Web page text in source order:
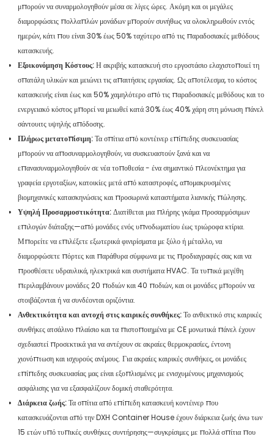
μπορούν να συναρμολογηθούν μέσα σε λίγες ώρες. Ακόμη και οι μεγάλες
διαμορφώσεις πολλαπλών μονάδων μπορούν συνήθως να ολοκληρωθούν εντός
ημερών, κάτι που είναι 30% έως 50% ταχύτερο από τις παραδοσιακές μεθόδους
κατασκευής.
Εξοικονόμηση Κόστους:Η ακριβής κατασκευή στο εργοστάσιο ελαχιστοποιεί τη
σπατάλη υλικών και μειώνει τις απαιτήσεις εργασίας. Ως αποτέλεσμα, το κόστος
κατασκευής είναι έως και 50% χαμηλότερο από τις παραδοσιακές μεθόδους και το
ενεργειακό κόστος μπορεί να μειωθεί κατά 30% έως 40% χάρη στη μόνωση πάνελ
σάντουιτς υψηλής απόδοσης.
Πλήρως μετατοπίσιμη:Τα σπίτια από κοντέινερ επίπεδης συσκευασίας
μπορούν να αποσυναρμολογηθούν, να συσκευαστούν ξανά και να
επανασυναρμολογηθούν σε νέα τοποθεσία - ένα σημαντικό πλεονέκτημα για
γραφεία εργοταξίων, κατοικίες μετά από καταστροφές, απομακρυσμένες
βιομηχανικές κατασκηνώσεις και προσωρινά καταστήματα λιανικής πώλησης.
Υψηλή Προσαρμοστικότητα:Διατίθεται μια πλήρης γκάμα προσαρμόσιμων
επιλογών διάταξης—από μονάδες ενός υπνοδωματίου έως τριώροφα κτίρια.
Μπορείτε να επιλέξετε εξωτερικά φινιρίσματα με ξύλο ή μέταλλο, να
διαμορφώσετε πόρτες και παράθυρα σύμφωνα με τις προδιαγραφές σας και να
προσθέσετε υδραυλικά, ηλεκτρικά και συστήματα HVAC. Τα τυπικά μεγέθη
περιλαμβάνουν μονάδες 20 ποδιών και 40 ποδιών, και οι μονάδες μπορούν να
στοιβάζονται ή να συνδέονται οριζόντια.
Ανθεκτικότητα και αντοχή στις καιρικές συνθήκες:Το ανθεκτικό στις καιρικές
συνθήκες ατσάλινο πλαίσιο και τα πιστοποιημένα με CE μονωτικά πάνελ έχουν
σχεδιαστεί προσεκτικά για να αντέχουν σε ακραίες θερμοκρασίες, έντονη
χιονόπτωση και ισχυρούς ανέμους. Για ακραίες καιρικές συνθήκες, οι μονάδες
επίπεδης συσκευασίας μας είναι εξοπλισμένες με ενισχυμένους μηχανισμούς
ασφάλισης για να εξασφαλίζουν δομική σταθερότητα.
Διάρκεια ζωής:Τα σπίτια από επίπεδη κατασκευή κοντέινερ που
κατασκευάζονται από την DXH Container House έχουν διάρκεια ζωής άνω των
15 ετών υπό τυπικές συνθήκες συντήρησης—συγκρίσιμες με πολλά σπίτια που